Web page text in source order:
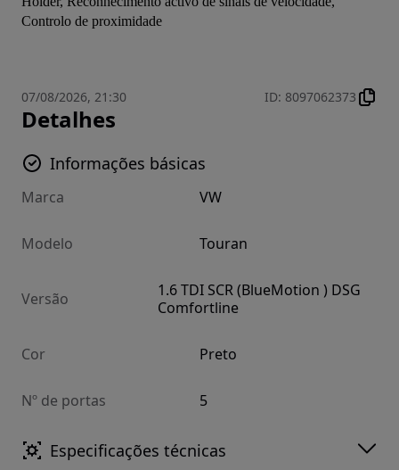
Controlo de proximidade
07/08/2026, 21:30 ID: 8097062373
Detalhes
Informações básicas
Marca VW
Modelo Touran
Versão
1.6 TDI SCR (BlueMotion ) DSG
Comfortline
Cor Preto
Nº de portas 5
Especificações técnicas